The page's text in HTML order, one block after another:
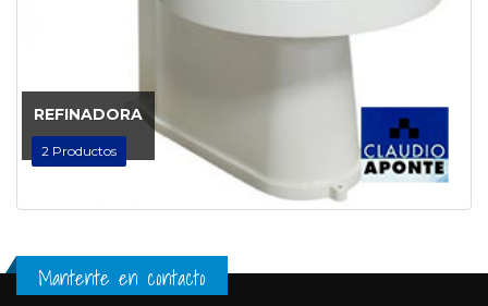
REFINADORA
2 Productos
Mantente en contacto